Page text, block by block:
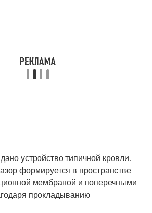
устройство типичной кровли.
формируется в пространстве
мембраной и поперечными
прокладыванию